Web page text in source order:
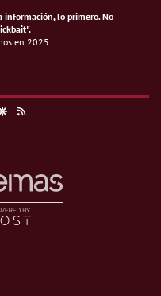
información, lo primero.No
en 2025.
Google Discover